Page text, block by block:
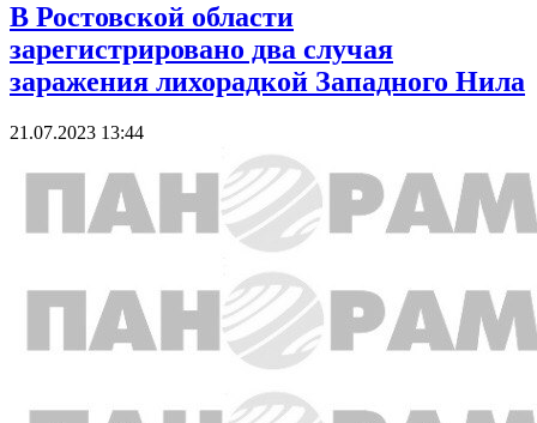
В Ростовской области
зарегистрировано два случая
заражения лихорадкой Западного Нила
21.07.2023 13:44